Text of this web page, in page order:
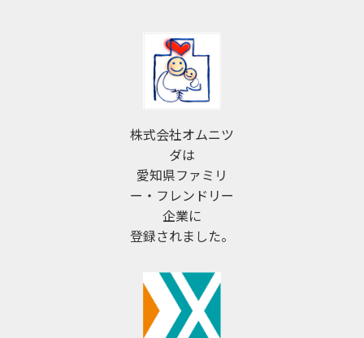
株式会社オムニツ
ダは
愛知県ファミリ
ー・フレンドリー
企業に
登録されました。